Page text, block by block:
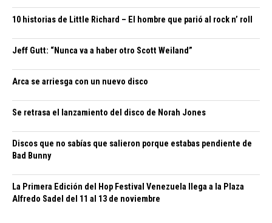
10 historias de Little Richard – El hombre que parió al rock n’ roll
Jeff Gutt: “Nunca va a haber otro Scott Weiland”
Arca se arriesga con un nuevo disco
Se retrasa el lanzamiento del disco de Norah Jones
Discos que no sabías que salieron porque estabas pendiente de
Bad Bunny
La Primera Edición del Hop Festival Venezuela llega a la Plaza
Alfredo Sadel del 11 al 13 de noviembre